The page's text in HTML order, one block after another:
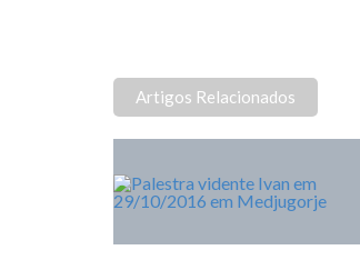
Artigos Relacionados